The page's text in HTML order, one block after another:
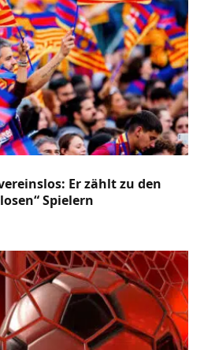
Er zählt zu den
Spielern